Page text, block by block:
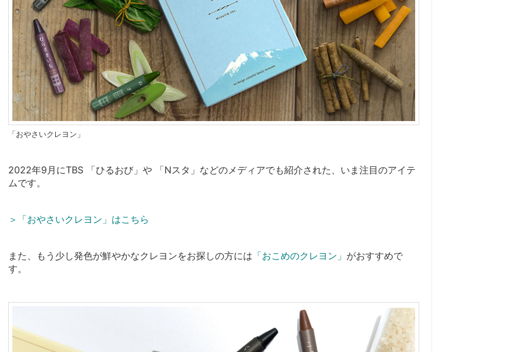
「おやさいクレヨン」
2022年9月にTBS 「ひるおび」や 「Nスタ」などのメディアでも紹介された、いま注目のアイテ
ムです。
＞「おやさいクレヨン」はこちら
また、もう少し発色が鮮やかなクレヨンをお探しの方には 「おこめのクレヨン」 がおすすめで
す。